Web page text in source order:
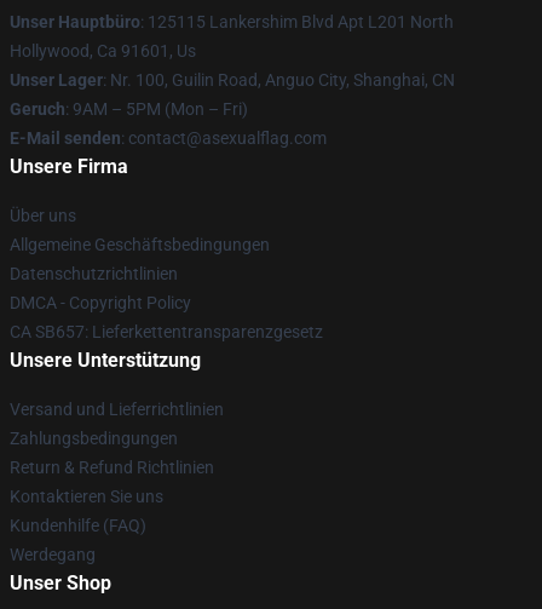
Unser Hauptbüro: 125115 Lankershim Blvd Apt L201 North
Hollywood, Ca 91601, Us
Unser Lager: Nr. 100, Guilin Road, Anguo City, Shanghai, CN
Geruch: 9AM – 5PM (Mon – Fri)
E-Mail senden: contact@asexualflag.com
Unsere Firma
Über uns
Allgemeine Geschäftsbedingungen
Datenschutzrichtlinien
DMCA - Copyright Policy
CA SB657: Lieferkettentransparenzgesetz
Unsere Unterstützung
Versand und Lieferrichtlinien
Zahlungsbedingungen
Return & Refund Richtlinien
Kontaktieren Sie uns
Kundenhilfe (FAQ)
Werdegang
Unser Shop